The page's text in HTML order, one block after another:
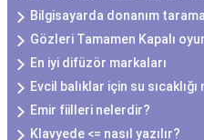
Bilgisayarda donanım
Gözleri Tamamen Kapalı
En iyi difüzör markaları
Evcil balıklar için su sıcaklığı
Emir fiilleri nelerdir?
Klavyede <= nasıl yazılır?